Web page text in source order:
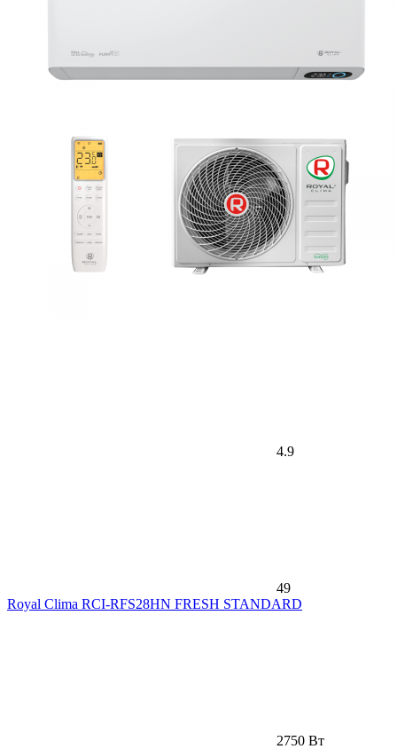
4.9
49
Royal Clima RCI-RFS28HN FRESH STANDARD
2750 Вт